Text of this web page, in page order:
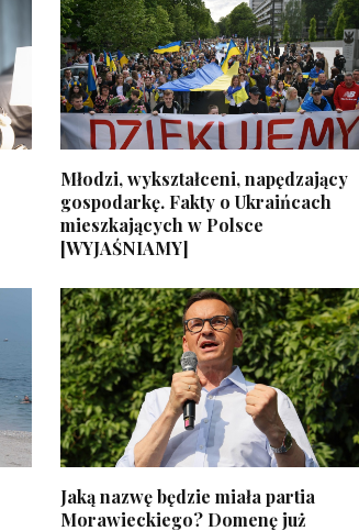
Młodzi, wykształceni, napędzający
gospodarkę. Fakty o Ukraińcach
mieszkających w Polsce
[WYJAŚNIAMY]
Jaką nazwę będzie miała partia
Morawieckiego? Domenę już